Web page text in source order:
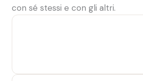
con sé stessi e con gli altri.